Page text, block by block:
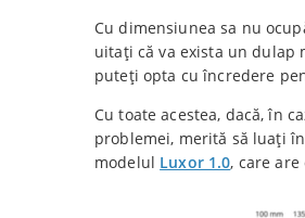
Cu dimensiunea sa nu
uitați că va exista un dulap
puteți opta cu încredere
Cu toate acestea, dacă, în
problemei, merită să luați
modelul Luxor 1.0, care